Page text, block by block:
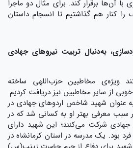
با آن‌ها برقرار کند. برای مثال دو ماجرا
کنار هم گذاشتیم تا انسجام داستان
به‌دنبال تربیت نیروهای جهادی
ویژه‌ی مخاطبین حزب‌اللهی ساخته
از سایر مخاطبین نیز دریافت کردیم.
شفیعی در سال ۹۸ به عنوان شهید شاخص اردوهای جهادی در
سبب معرفی بهتر او به کسانی شد که در
جهادی شرکت می‌کنند؛ این شهید دارای
بود. یک مدرسه در استان کرمانشاه در